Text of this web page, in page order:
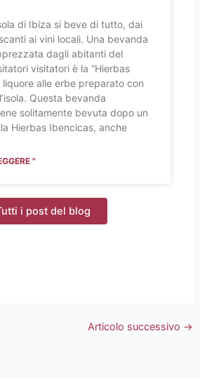
di Ibiza si beve di tutto, dai
ai vini locali. Una bevanda
dagli abitanti del
visitatori è la “Hierbas
liquore alle erbe preparato con
Questa bevanda
solitamente bevuta dopo un
Hierbas Ibencicas, anche
"
i post del blog
Articolo successivo →